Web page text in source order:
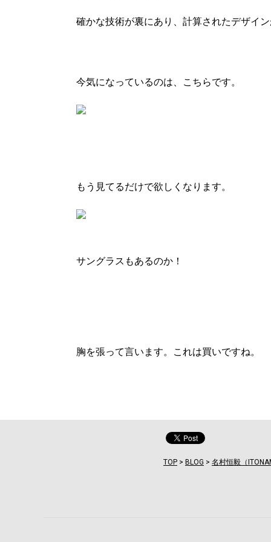
確かな技術が裏にあり、計算されたデザイン
今気になっているのは、こちらです。
もう見てるだけで欲しくなります。
サングラスもあるのか！
胸を張って言います。これは買いですね。
TOP > BLOG > 名村恒毅（